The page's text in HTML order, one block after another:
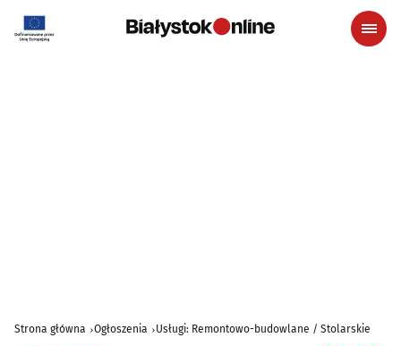
Strona główna Ogłoszenia Usługi: Remontowo-budowlane / Stolarskie